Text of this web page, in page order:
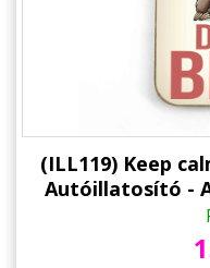
(ILL119) Keep
Autóillatosító -